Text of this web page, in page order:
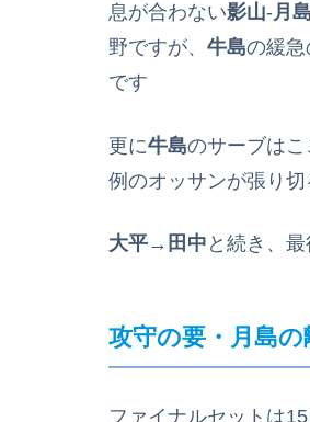
息が合わない影山‐月島
野ですが、 牛島の緩
です
更に牛島のサーブは
例のオッサンが張り切
大平→ 田中 と続き、
攻守の要・月島の
ファイナルセットは15